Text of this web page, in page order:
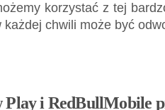
korzystać z tej
chwili może być
Play i RedBullMobile